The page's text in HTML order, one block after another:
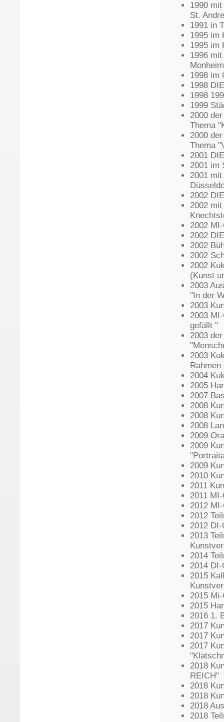
1990
St.
1991 in
1995 im
1995 im
1996
Monheim
1998 im
1998
1998
1999
2000
Thema
2000
Thema
2001
2001 im
2001
2002
2002
2002
2002
2002
2002
2002
(Kunst
2003
"In der
2003
2003
gefällt "
2003
2003
2004
2005
2007
2008
2008
2008
2009
2009
2009
2010
2011
2011
2012
2012
2012
2013
2014
2014
2015
2015
2015
2016 1.
2017
2017
2017
2018
REICH"
2018
2018
2018
2018